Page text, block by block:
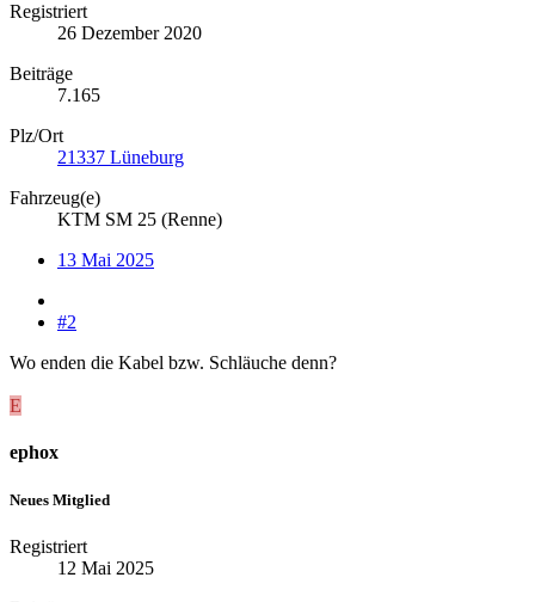
Registriert
26 Dezember 2020
Beiträge
7.165
Plz/Ort
21337 Lüneburg
Fahrzeug(e)
KTM SM 25 (Renne)
13 Mai 2025
#2
Wo enden die Kabel bzw. Schläuche denn?
E
ephox
Neues Mitglied
Registriert
12 Mai 2025